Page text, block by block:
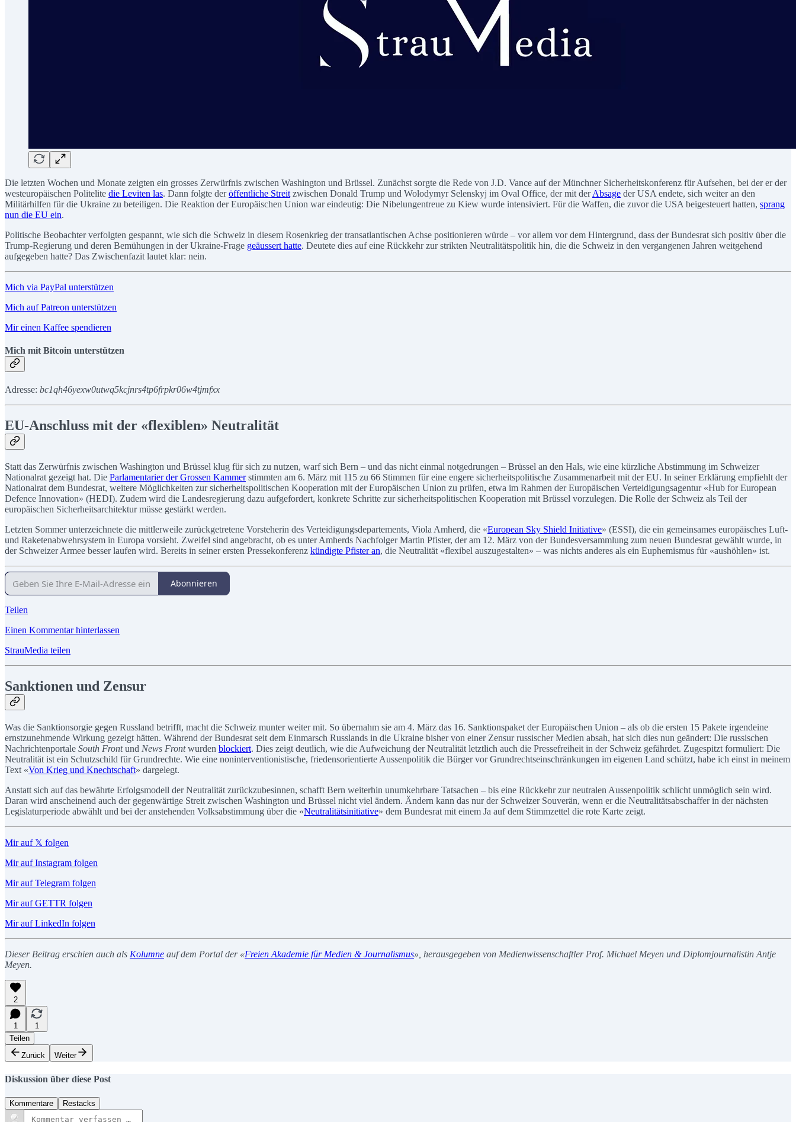
Die letzten Wochen und Monate zeigten ein grosses Zerwürfnis zwischen Washington und Brüssel. Zunächst sorgte die Rede von J.D. Vance auf der Münchner Sicherheitskonferenz für Aufsehen, bei der er der
westeuropäischen Politelite die Leviten las. Dann folgte deröffentliche Streit zwischen Donald Trump und Wolodymyr Selenskyj im Oval Office, der mit derAbsage der USA endete, sich weiter an den
Militärhilfen für die Ukraine zu beteiligen. Die Reaktion der Europäischen Union war eindeutig: Die Nibelungentreue zu Kiew wurde intensiviert. Für die Waffen, die zuvor die USA beigesteuert hatten, sprang
nun die EU ein.
Politische Beobachter verfolgten gespannt, wie sich die Schweiz in diesem Rosenkrieg der transatlantischen Achse positionieren würde – vor allem vor dem Hintergrund, dass der Bundesrat sich positiv über die
Trump-Regierung und deren Bemühungen in der Ukraine-Frage geäussert hatte. Deutete dies auf eine Rückkehr zur strikten Neutralitätspolitik hin, die die Schweiz in den vergangenen Jahren weitgehend
aufgegeben hatte? Das Zwischenfazit lautet klar: nein.
Mich via PayPal unterstützen
Mich auf Patreon unterstützen
Mir einen Kaffee spendieren
Mich mit Bitcoin unterstützen
Adresse: bc1qh46yexw0utwq5kcjnrs4tp6frpkr06w4tjmfxx
EU-Anschluss mit der «flexiblen» Neutralität
Statt das Zerwürfnis zwischen Washington und Brüssel klug für sich zu nutzen, warf sich Bern – und das nicht einmal notgedrungen – Brüssel an den Hals, wie eine kürzliche Abstimmung im Schweizer
Nationalrat gezeigt hat. Die Parlamentarier der Grossen Kammerstimmten am 6. März mit 115 zu 66 Stimmen für eine engere sicherheitspolitische Zusammenarbeit mit der EU. In seiner Erklärung empfiehlt der
Nationalrat dem Bundesrat, weitere Möglichkeiten zur sicherheitspolitischen Kooperation mit der Europäischen Union zu prüfen, etwa im Rahmen der Europäischen Verteidigungsagentur «Hub for European
Defence Innovation» (HEDI). Zudem wird die Landesregierung dazu aufgefordert, konkrete Schritte zur sicherheitspolitischen Kooperation mit Brüssel vorzulegen. Die Rolle der Schweiz als Teil der
europäischen Sicherheitsarchitektur müsse gestärkt werden.
Letzten Sommer unterzeichnete die mittlerweile zurückgetretene Vorsteherin des Verteidigungsdepartements, Viola Amherd, die «European Sky Shield Initiative» (ESSI), die ein gemeinsames europäisches Luft-
und Raketenabwehrsystem in Europa vorsieht. Zweifel sind angebracht, ob es unter Amherds Nachfolger Martin Pfister, der am 12. März von der Bundesversammlung zum neuen Bundesrat gewählt wurde, in
der Schweizer Armee besser laufen wird. Bereits in seiner ersten Pressekonferenz kündigte Pfister an, die Neutralität «flexibel auszugestalten» – was nichts anderes als ein Euphemismus für «aushöhlen» ist.
Abonnieren
Teilen
Einen Kommentar hinterlassen
StrauMedia teilen
Sanktionen und Zensur
Was die Sanktionsorgie gegen Russland betrifft, macht die Schweiz munter weiter mit. So übernahm sie am 4. März das 16. Sanktionspaket der Europäischen Union – als ob die ersten 15 Pakete irgendeine
ernstzunehmende Wirkung gezeigt hätten. Während der Bundesrat seit dem Einmarsch Russlands in die Ukraine bisher von einer Zensur russischer Medien absah, hat sich dies nun geändert: Die russischen
Nachrichtenportale South Frontund News Frontwurden blockiert. Dies zeigt deutlich, wie die Aufweichung der Neutralität letztlich auch die Pressefreiheit in der Schweiz gefährdet. Zugespitzt formuliert: Die
Neutralität ist ein Schutzschild für Grundrechte. Wie eine noninterventionistische, friedensorientierte Aussenpolitik die Bürger vor Grundrechtseinschränkungen im eigenen Land schützt, habe ich einst in meinem
Text «Von Krieg und Knechtschaft» dargelegt.
Anstatt sich auf das bewährte Erfolgsmodell der Neutralität zurückzubesinnen, schafft Bern weiterhin unumkehrbare Tatsachen – bis eine Rückkehr zur neutralen Aussenpolitik schlicht unmöglich sein wird.
Daran wird anscheinend auch der gegenwärtige Streit zwischen Washington und Brüssel nicht viel ändern. Ändern kann das nur der Schweizer Souverän, wenn er die Neutralitätsabschaffer in der nächsten
Legislaturperiode abwählt und bei der anstehenden Volksabstimmung über die «Neutralitätsinitiative» dem Bundesrat mit einem Ja auf dem Stimmzettel die rote Karte zeigt.
Mir auf 𝕏 folgen
Mir auf Instagram folgen
Mir auf Telegram folgen
Mir auf GETTR folgen
Mir auf LinkedIn folgen
Dieser Beitrag erschien auch als Kolumne auf dem Portal der «Freien Akademie für Medien & Journalismus», herausgegeben von Medienwissenschaftler Prof. Michael Meyen und Diplomjournalistin Antje
Meyen.
2
1
1
Teilen
Zurück
Weiter
Diskussion über diese Post
Kommentare Restacks